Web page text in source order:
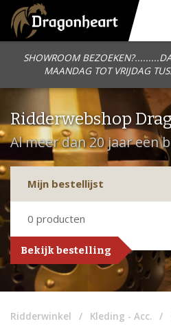
SHOWROOM
MAANDAG TOT VRIJDAG
Ridderwebshop
Al meer dan 20 jaar een
Mijn bestellijst
0 producten
Bekijk bestelling
Ridderwinkel Kleding - Acc.